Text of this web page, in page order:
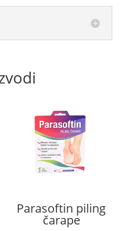
Parasoftin piling
čarape